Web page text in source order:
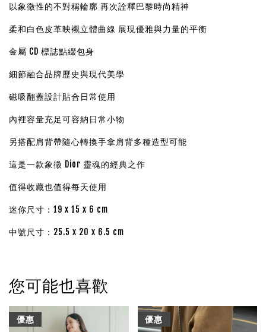
以象徵性的不對稱輪廓 再次詮釋巴黎時尚精神
柔和白色皮革映襯立體曲線 展現優雅與力量的平衡
金屬 CD 標誌點綴包身
細節融合品牌歷史與現代美學
磁吸翻蓋設計貼合日常使用
內裡容量充足可容納日常小物
另搭配肩背帶隨心轉換手拿肩背多種造型可能
這是一款象徵 Dior 靈魂的經典之作
值得收藏也值得每天使用
迷你尺寸：19 x 15 x 6 cm
中號尺寸：25.5 x 20 x 6.5 cm
您可能也喜歡
優惠 優惠